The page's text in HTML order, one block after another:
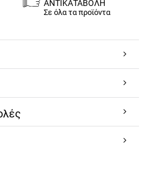
ΑΝΤΙΚΑΤΑΒΟΛΗ
Σε όλα τα προϊόντα